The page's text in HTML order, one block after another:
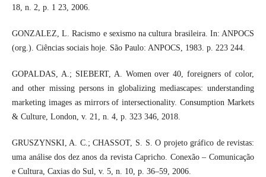
18, n. 2, p. 1 23, 2006.
GONZALEZ, L. Racismo e sexismo na cultura brasileira. In: ANPOCS
(org.). Ciências sociais hoje. São Paulo: ANPOCS, 1983. p. 223 244.
GOPALDAS, A.; SIEBERT, A. Women over 40, foreigners of color,
and other missing persons in globalizing mediascapes: understanding
marketing images as mirrors of intersectionality. Consumption Markets
& Culture, London, v. 21, n. 4, p. 323 346, 2018.
GRUSZYNSKI, A. C.; CHASSOT, S. S. O projeto gráfico de revistas:
uma análise dos dez anos da revista Capricho. Conexão – Comunicação
e Cultura, Caxias do Sul, v. 5, n. 10, p. 36–59, 2006.